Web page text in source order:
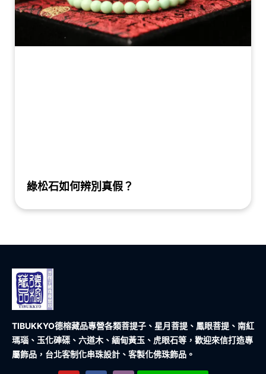
綠松石如何辨別真假？
TIBUKKYO德榕藏品專營各類菩提子、星月菩提、鳳眼菩提、南紅
瑪瑙、玉化硨磲、六道木、緬甸黃玉、虎眼石等，歡迎來信打造專
屬飾品，台北客制化串珠設計、客製化佛珠飾品。